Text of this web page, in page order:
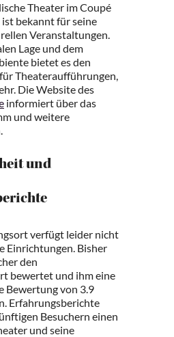
Theater im Coupé
bekannt für seine
Veranstaltungen.
Lage und dem
bietet es den
Theateraufführungen,
Die Website des
informiert über das
und weitere
und
verfügt leider nicht
Einrichtungen. Bisher
den
bewertet und ihm eine
Bewertung von 3.9
Erfahrungsberichte
Besuchern einen
und seine